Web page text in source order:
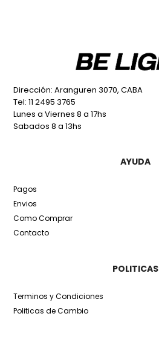
Dirección: Aranguren 3070, CABA
Tel: 11 2495 3765
Lunes a Viernes 8 a 17hs
Sabados 8 a 13hs
AYUDA
Pagos
Envios
Como Comprar
Contacto
POLITICAS
Terminos y Condiciones
Politicas de Cambio